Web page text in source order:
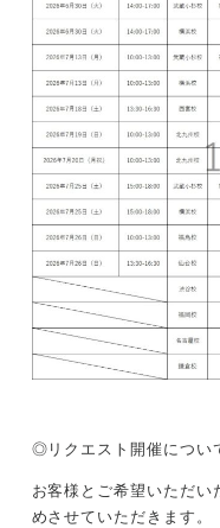
◎リクエスト開催につい
お客様とご希望いただい
めさせていただきます。